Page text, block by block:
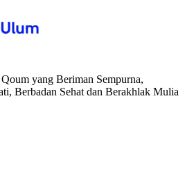
yang Beriman Sempurna,
Berbadan Sehat dan Berakhlak Mulia